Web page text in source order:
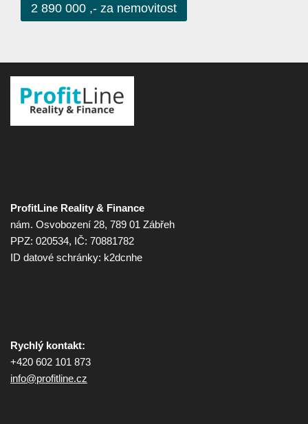
2 890 000 ,- za nemovitost
ProfitLine Reality & Finance
nám. Osvobození 28, 789 01 Zábřeh
PPZ: 020534, IČ: 70881782
ID datové schránky: k2dcnhe
Rychlý kontakt:
+420 602 101 873
info@profitline.cz